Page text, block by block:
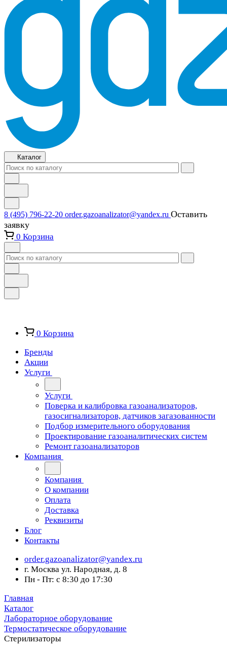
Каталог
8 (495) 796-22-20 order.gazoanalizator@yandex.ru Оставить
заявку
0 Корзина
0 Корзина
Бренды
Акции
Услуги
Услуги
Поверка и калибровка газоанализаторов,
газосигнализаторов, датчиков загазованности
Подбор измерительного оборудования
Проектирование газоаналитических систем
Ремонт газоанализаторов
Компания
Компания
О компании
Оплата
Доставка
Реквизиты
Блог
Контакты
order.gazoanalizator@yandex.ru
г. Москва ул. Народная, д. 8
Пн - Пт: с 8:30 до 17:30
Главная
Каталог
Лабораторное оборудование
Термостатическое оборудование
Стерилизаторы